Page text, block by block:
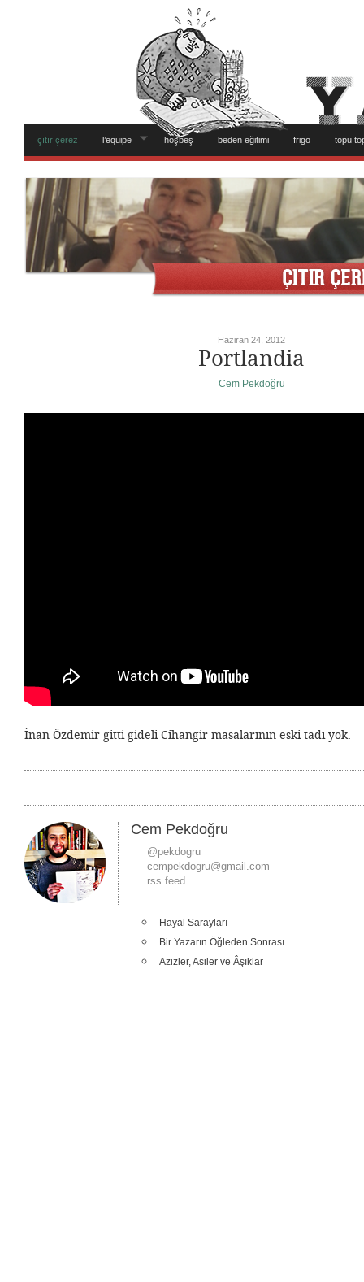
çıtır çerez l’equipe hoşbeş beden eğitimi frigo topu
Haziran 24, 2012
Portlandia
Cem Pekdoğru
İnan Özdemir gitti gideli Cihangir masalarının eski tadı yok.
Cem Pekdoğru
@pekdogru
cempekdogru@gmail.com
rss feed
Hayal Sarayları
Bir Yazarın Öğleden Sonrası
Azizler, Asiler ve Âşıklar